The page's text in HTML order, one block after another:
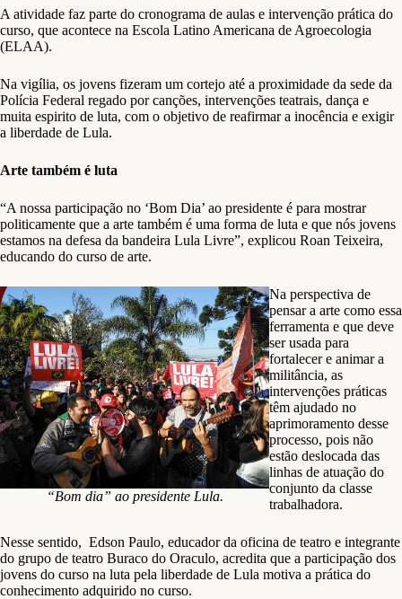
A atividade faz parte do cronograma de aulas e intervenção prática do
curso, que acontece na Escola Latino Americana de Agroecologia
(ELAA).
Na vigília, os jovens fizeram um cortejo até a proximidade da sede da
Polícia Federal regado por canções, intervenções teatrais, dança e
muita espirito de luta, com o objetivo de reafirmar a inocência e exigir
a liberdade de Lula.
Arte também é luta
“A nossa participação no ‘Bom Dia’ ao presidente é para mostrar
politicamente que a arte também é uma forma de luta e que nós jovens
estamos na defesa da bandeira Lula Livre”, explicou Roan Teixeira,
educando do curso de arte.
“Bom dia” ao presidente Lula.
Na perspectiva de
pensar a arte como essa
ferramenta e que deve
ser usada para
fortalecer e animar a
militância, as
intervenções práticas
têm ajudado no
aprimoramento desse
processo, pois não
estão deslocada das
linhas de atuação do
conjunto da classe
trabalhadora.
Nesse sentido, Edson Paulo, educador da oficina de teatro e integrante
do grupo de teatro Buraco do Oraculo, acredita que a participação dos
jovens do curso na luta pela liberdade de Lula motiva a prática do
conhecimento adquirido no curso.